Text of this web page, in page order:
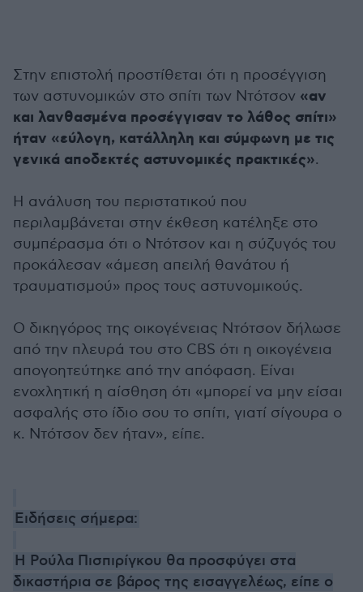
Στην επιστολή προστίθεται ότι η προσέγγιση
των αστυνομικών στο σπίτι των Ντότσον «αν
και λανθασμένα προσέγγισαν το λάθος σπίτι»
ήταν «εύλογη, κατάλληλη και σύμφωνη με τις
γενικά αποδεκτές αστυνομικές πρακτικές».
Η ανάλυση του περιστατικού που
περιλαμβάνεται στην έκθεση κατέληξε στο
συμπέρασμα ότι ο Ντότσον και η σύζυγός του
προκάλεσαν «άμεση απειλή θανάτου ή
τραυματισμού» προς τους αστυνομικούς.
Ο δικηγόρος της οικογένειας Ντότσον δήλωσε
από την πλευρά του στο CBS ότι η οικογένεια
απογοητεύτηκε από την απόφαση. Είναι
ενοχλητική η αίσθηση ότι «μπορεί να μην είσαι
ασφαλής στο ίδιο σου το σπίτι, γιατί σίγουρα ο
κ. Ντότσον δεν ήταν», είπε.
Ειδήσεις σήμερα:
Η Ρούλα Πισπιρίγκου θα προσφύγει στα
δικαστήρια σε βάρος της εισαγγελέως, είπε ο